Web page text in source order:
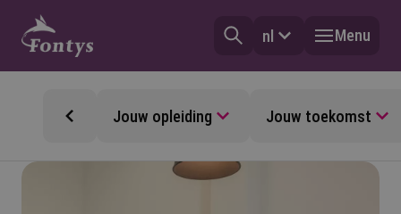
nl Menu
Jouw opleiding Jouw toekomst